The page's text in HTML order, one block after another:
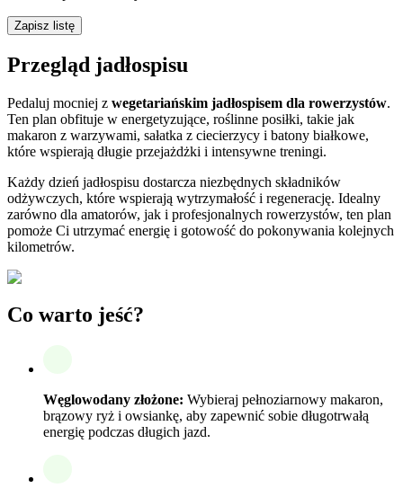
Zapisz listę
Przegląd jadłospisu
Pedaluj mocniej z wegetariańskim jadłospisem dla rowerzystów.
Ten plan obfituje w energetyzujące, roślinne posiłki, takie jak
makaron z warzywami, sałatka z ciecierzycy i batony białkowe,
które wspierają długie przejażdżki i intensywne treningi.
Każdy dzień jadłospisu dostarcza niezbędnych składników
odżywczych, które wspierają wytrzymałość i regenerację. Idealny
zarówno dla amatorów, jak i profesjonalnych rowerzystów, ten plan
pomoże Ci utrzymać energię i gotowość do pokonywania kolejnych
kilometrów.
Co warto jeść?
Węglowodany złożone: Wybieraj pełnoziarnowy makaron,
brązowy ryż i owsiankę, aby zapewnić sobie długotrwałą
energię podczas długich jazd.